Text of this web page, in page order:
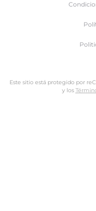
Este sitio está protegido por
y los